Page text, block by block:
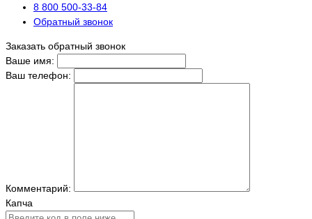
8 800 500-33-84
Обратный звонок
Заказать обратный звонок
Ваше имя:
Ваш телефон:
Комментарий:
Капча